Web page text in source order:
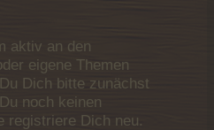
aktiv an den
eigene Themen
Dich bitte zunächst
noch keinen
registriere Dich neu.